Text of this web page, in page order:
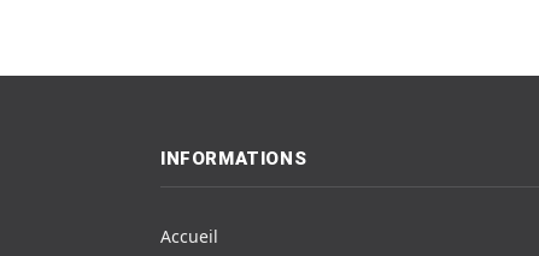
INFORMATIONS
Accueil